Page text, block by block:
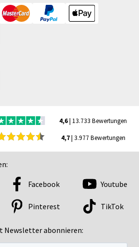
4,6| 13.733 Bewertungen
4,7| 3.977 Bewertungen
Newsletter abonnieren:
Facebook Youtube
Pinterest TikTok